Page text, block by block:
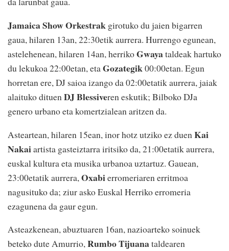
Jamaica Show Orkestrak girotuko du jaien bigarren
gaua, hilaren 13an, 22:30etik aurrera. Hurrengo egunean,
astelehenean, hilaren 14an, herrikoGwayataldeak hartuko
du lekukoa 22:00etan, etaGozategik00:00etan. Egun
horretan ere, DJ saioa izango da 02:00etatik aurrera, jaiak
alaituko dituenDJ Blessiveren eskutik; Bilboko DJa
genero urbano eta komertzialean aritzen da.
Asteartean, hilaren 15ean, inor hotz utziko ez duen Kai
Nakaiartista gasteiztarra iritsiko da, 21:00etatik aurrera,
euskal kultura eta musika urbanoa uztartuz. Gauean,
23:00etatik aurrera, Oxabierromeriaren erritmoa
nagusituko da; ziur asko Euskal Herriko erromeria
ezagunena da gaur egun.
Asteazkenean, abuztuaren 16an, nazioarteko soinuek
beteko dute Amurrio,Rumbo Tijuanataldearen